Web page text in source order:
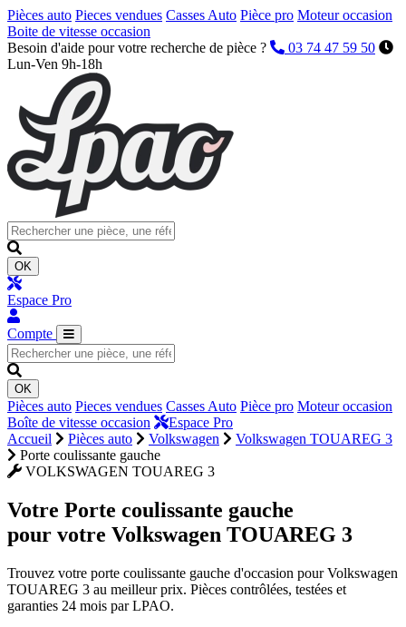
Pièces auto Pieces vendues Casses Auto Pièce pro Moteur occasion
Boite de vitesse occasion
Besoin d'aide pour votre recherche de pièce ?
03 74 47 59 50
Lun-Ven 9h-18h
OK
Espace Pro
Compte
OK
Pièces auto Pieces vendues Casses Auto Pièce pro Moteur occasion
Boîte de vitesse occasion
Espace Pro
Accueil
Pièces auto Volkswagen
Volkswagen TOUAREG 3
Porte coulissante gauche
VOLKSWAGEN TOUAREG 3
Votre Porte coulissante gauche
pour votre Volkswagen TOUAREG 3
Trouvez votre porte coulissante gauche d'occasion pour Volkswagen
TOUAREG 3 au meilleur prix. Pièces contrôlées, testées et
garanties 24 mois par LPAO.